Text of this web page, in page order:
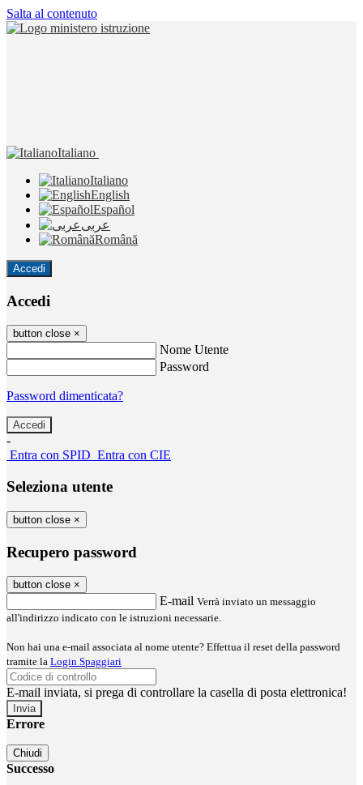
Salta al contenuto
Italiano
Italiano
English
Español
عربى
Română
Accedi
Accedi
button close ×
Nome Utente
Password
Password dimenticata?
-
Entra con SPID Entra con CIE
Seleziona utente
button close ×
Recupero password
button close ×
E-mail Verrà inviato un messaggio
all'indirizzo indicato con le istruzioni necessarie.
Non hai una e-mail associata al nome utente? Effettua il reset della password
tramite la Login Spaggiari
E-mail inviata, si prega di controllare la casella di posta elettronica!
Errore
Chiudi
Successo